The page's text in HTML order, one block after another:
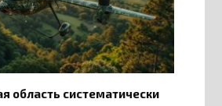
область систематически